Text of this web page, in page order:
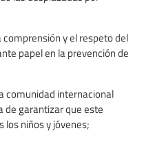
comprensión y el respeto del
papel en la prevención de
comunidad internacional
de garantizar que este
los niños y jóvenes;